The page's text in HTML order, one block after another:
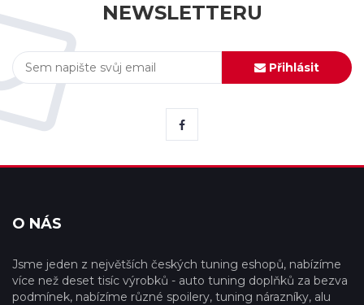
NEWSLETTERU
Přihlásit
O NÁS
Jsme jeden z největších českých tuning eshopů, nabízíme
více než deset tisíc výrobků - auto tuning doplňků za bezva
podmínek, nabízíme různé spoilery, tuning nárazníky, alu